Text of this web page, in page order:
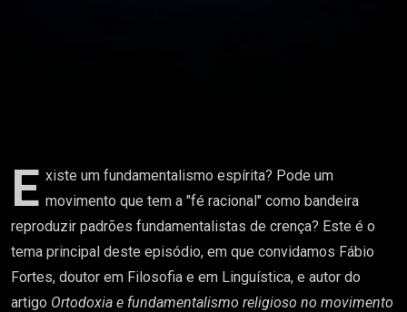
E xiste um fundamentalismo espírita? Pode um
movimento que tem a "fé racional" como bandeira
reproduzir padrões fundamentalistas de crença? Este é o
tema principal deste episódio, em que convidamos Fábio
Fortes, doutor em Filosofia e em Linguística, e autor do
artigo Ortodoxia e fundamentalismo religioso no movimento